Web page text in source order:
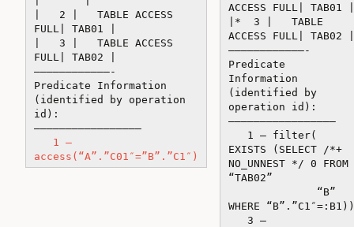
| 2 | TABLE ACCESS
FULL| TAB01 |
| 3 | TABLE ACCESS
FULL| TAB02 |
————————————-
Predicate Information
(identified by operation
id):
—————————————————
1 –
access(“A”.”C01″=”B”.”C1″)
ACCESS FULL| TAB01 |
|* 3 | TABLE
ACCESS FULL| TAB02 |
————————————-
Predicate
Information
(identified by
operation id):
—————————————————
1 – filter(
EXISTS (SELECT /*+
NO_UNNEST */ 0 FROM
“TAB02”
“B”
WHERE “B”.”C1″=:B1))
3 –